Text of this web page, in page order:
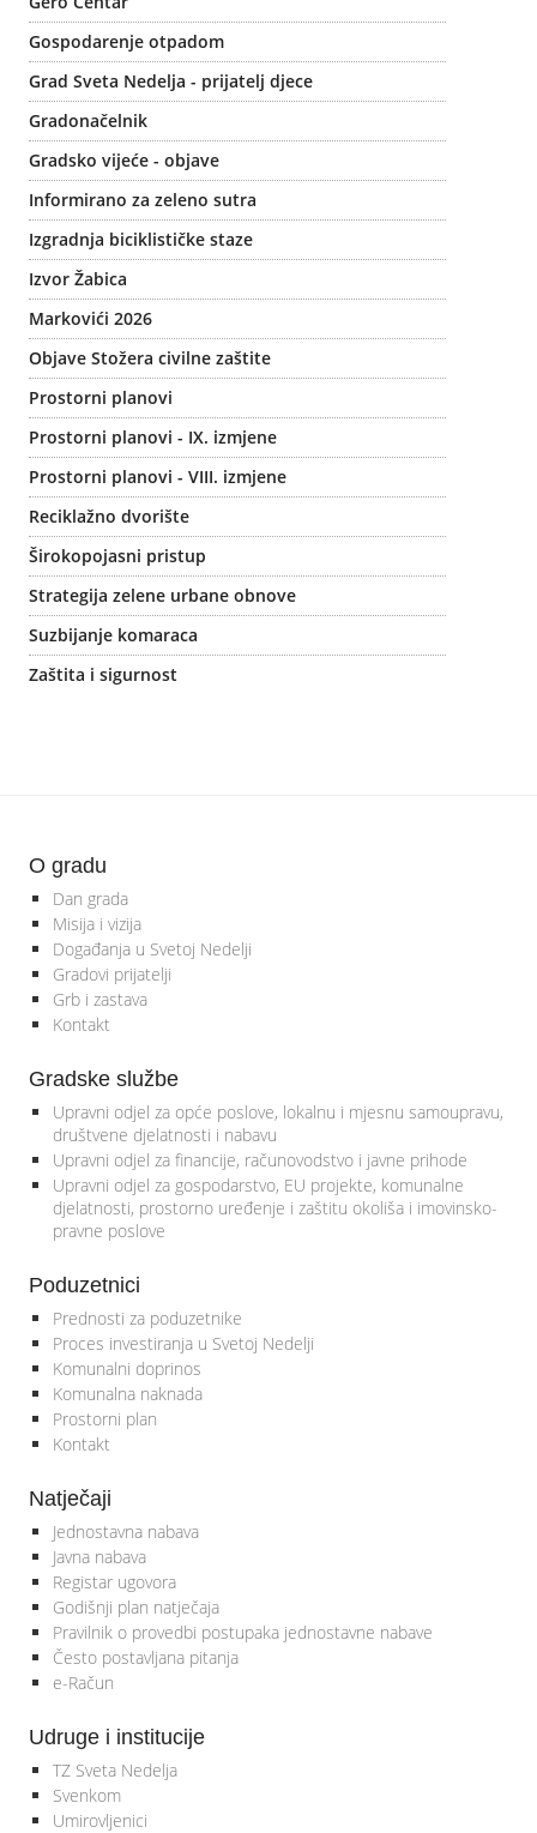
Gospodarenje otpadom
Grad Sveta Nedelja - prijatelj djece
Gradonačelnik
Gradsko vijeće - objave
Informirano za zeleno sutra
Izgradnja biciklističke staze
Izvor Žabica
Markovići 2026
Objave Stožera civilne zaštite
Prostorni planovi
Prostorni planovi - IX. izmjene
Prostorni planovi - VIII. izmjene
Reciklažno dvorište
Širokopojasni pristup
Strategija zelene urbane obnove
Suzbijanje komaraca
Zaštita i sigurnost
O gradu
Dan grada
Misija i vizija
Događanja u Svetoj Nedelji
Gradovi prijatelji
Grb i zastava
Kontakt
Gradske službe
Upravni odjel za opće poslove, lokalnu i mjesnu samoupravu,
društvene djelatnosti i nabavu
Upravni odjel za financije, računovodstvo i javne prihode
Upravni odjel za gospodarstvo, EU projekte, komunalne
djelatnosti, prostorno uređenje i zaštitu okoliša i imovinsko-
pravne poslove
Poduzetnici
Prednosti za poduzetnike
Proces investiranja u Svetoj Nedelji
Komunalni doprinos
Komunalna naknada
Prostorni plan
Kontakt
Natječaji
Jednostavna nabava
Javna nabava
Registar ugovora
Godišnji plan natječaja
Pravilnik o provedbi postupaka jednostavne nabave
Često postavljana pitanja
e-Račun
Udruge i institucije
TZ Sveta Nedelja
Svenkom
Umirovljenici